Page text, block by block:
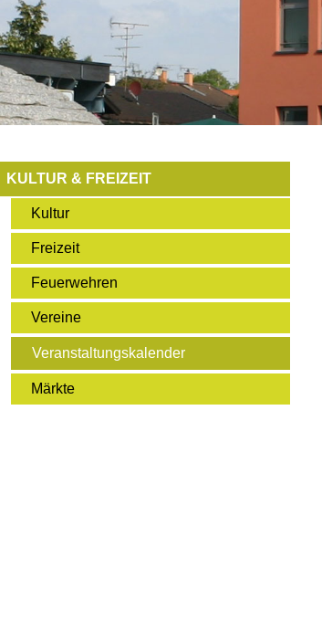
KULTUR & FREIZEIT
Kultur
Freizeit
Feuerwehren
Vereine
Veranstaltungskalender
Märkte